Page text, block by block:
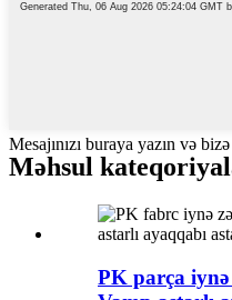
Mesajınızı buraya yazın və
Məhsul
PK parça